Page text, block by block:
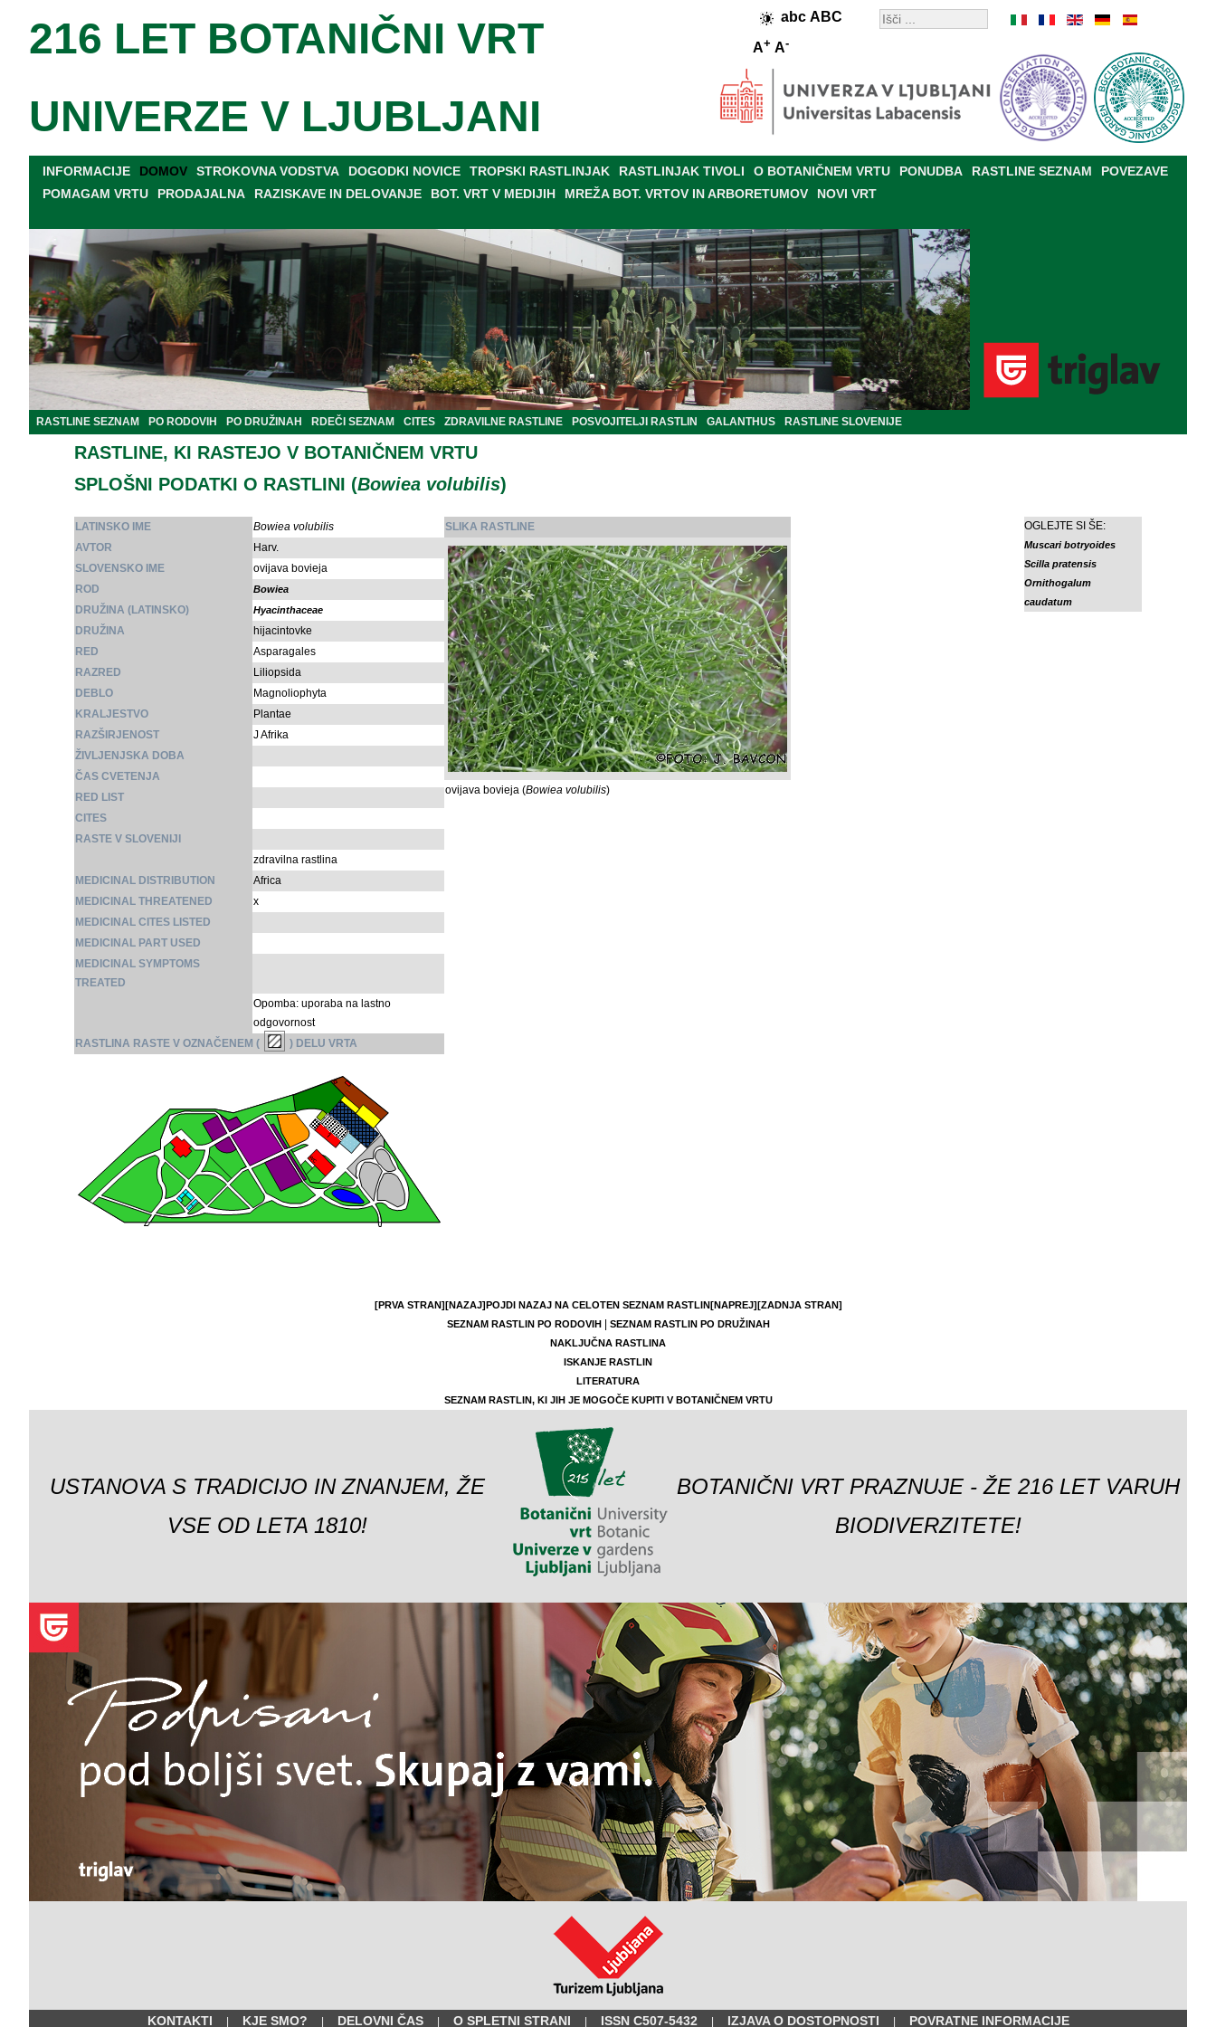
abc ABC
A+ A-
216 LET BOTANIČNI VRT
UNIVERZE V LJUBLJANI
INFORMACIJE DOMOV STROKOVNA VODSTVA DOGODKI NOVICE TROPSKI RASTLINJAK RASTLINJAK TIVOLI O BOTANIČNEM VRTU PONUDBA RASTLINE SEZNAM
POVEZAVE
POMAGAM VRTU
PRODAJALNA RAZISKAVE IN DELOVANJE BOT. VRT V MEDIJIH MREŽA BOT. VRTOV IN ARBORETUMOV NOVI VRT
RASTLINE SEZNAM PO RODOVIH PO DRUŽINAH RDEČI SEZNAM CITES ZDRAVILNE RASTLINE POSVOJITELJI RASTLIN GALANTHUS RASTLINE SLOVENIJE
RASTLINE, KI RASTEJO V BOTANIČNEM VRTU
SPLOŠNI PODATKI O RASTLINI (Bowiea volubilis)
LATINSKO IME
Bowiea volubilis
AVTOR
Harv.
SLOVENSKO IME
ovijava bovieja
ROD
Bowiea
DRUŽINA (LATINSKO) Hyacinthaceae
DRUŽINA
hijacintovke
RED
Asparagales
RAZRED
Liliopsida
DEBLO
Magnoliophyta
KRALJESTVO
Plantae
RAZŠIRJENOST
J Afrika
ŽIVLJENJSKA DOBA
ČAS CVETENJA
RED LIST
CITES
RASTE V SLOVENIJI
zdravilna rastlina
MEDICINAL DISTRIBUTION
Africa
MEDICINAL THREATENED
x
MEDICINAL CITES LISTED
MEDICINAL PART USED
MEDICINAL SYMPTOMS
TREATED
Opomba: uporaba na lastno
odgovornost
RASTLINA RASTE V OZNAČENEM (
) DELU VRTA
SLIKA RASTLINE
ovijava bovieja (Bowiea volubilis)
OGLEJTE SI ŠE:
Muscari botryoides
Scilla pratensis
Ornithogalum
caudatum
[PRVA STRAN][NAZAJ]POJDI NAZAJ NA CELOTEN SEZNAM RASTLIN[NAPREJ][ZADNJA STRAN]
SEZNAM RASTLIN PO RODOVIH|
SEZNAM RASTLIN PO DRUŽINAH
NAKLJUČNA RASTLINA
ISKANJE RASTLIN
LITERATURA
SEZNAM RASTLIN, KI JIH JE MOGOČE KUPITI V BOTANIČNEM VRTU
USTANOVA S TRADICIJO IN ZNANJEM, ŽE
VSE OD LETA 1810!
BOTANIČNI VRT PRAZNUJE - ŽE 216 LET VARUH
BIODIVERZITETE!
KONTAKTI KJE SMO? DELOVNI ČAS O SPLETNI STRANI ISSN C507-5432 IZJAVA O DOSTOPNOSTI POVRATNE INFORMACIJE